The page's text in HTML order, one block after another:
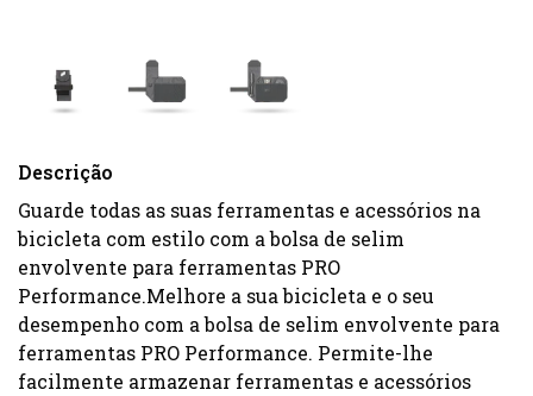
Descrição
Guarde todas as suas ferramentas e acessórios na
bicicleta com estilo com a bolsa de selim
envolvente para ferramentas PRO
Performance.Melhore a sua bicicleta e o seu
desempenho com a bolsa de selim envolvente para
ferramentas PRO Performance. Permite-lhe
facilmente armazenar ferramentas e acessórios